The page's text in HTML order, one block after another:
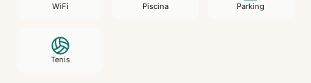
WiFi Piscina Parking
Tenis